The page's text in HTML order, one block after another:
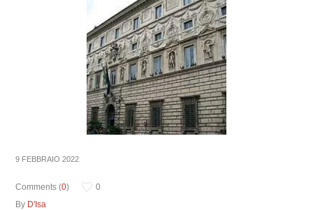
9 FEBBRAIO 2022
Comments (0)
0
By D'Isa